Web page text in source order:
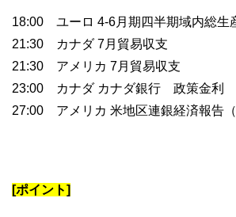
18:00 ユーロ 4-6月期四半期域内総
21:30 カナダ 7月貿易収支
21:30 アメリカ 7月貿易収支
23:00 カナダ カナダ銀行 政策金
27:00 アメリカ 米地区連銀経済報告（
[ポイント]